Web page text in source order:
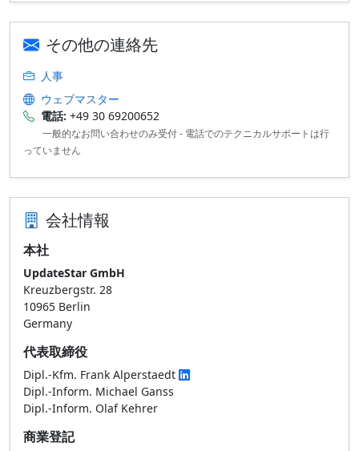
その他の連絡先
人事
ウェブマスター
電話: +49 30 69200652
一般的なお問い合わせのみ受付 - 電話でのテクニカルサポートは行
っていません
会社情報
本社
UpdateStar GmbH
Kreuzbergstr. 28
10965 Berlin
Germany
代表取締役
Dipl.-Kfm. Frank Alperstaedt
Dipl.-Inform. Michael Ganss
Dipl.-Inform. Olaf Kehrer
商業登記